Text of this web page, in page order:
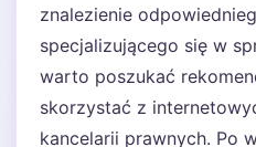
znalezienie
specjalizującego się w
warto poszukać
skorzystać z
kancelarii prawnych. Po